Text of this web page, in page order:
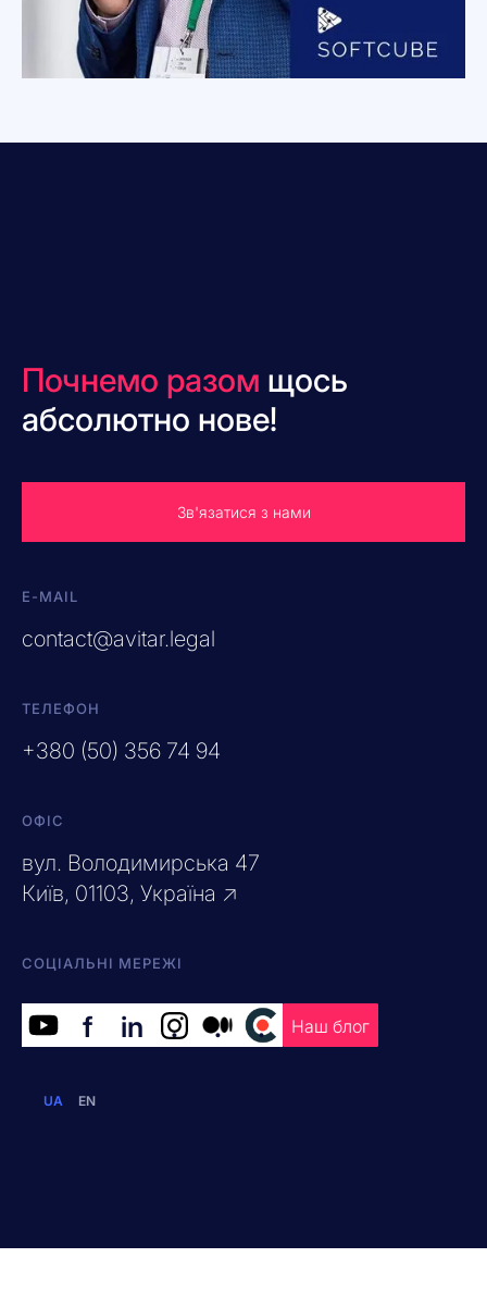
Почнемо разом щось
абсолютно нове!
Зв'язатися з нами
E-MAIL
contact@avitar.legal
ТЕЛЕФОН
+380 (50) 356 74 94
ОФІС
вул. Володимирська 47
Київ, 01103, Україна ↗
СОЦІАЛЬНІ МЕРЕЖІ
f in . . . Наш блог
UA EN